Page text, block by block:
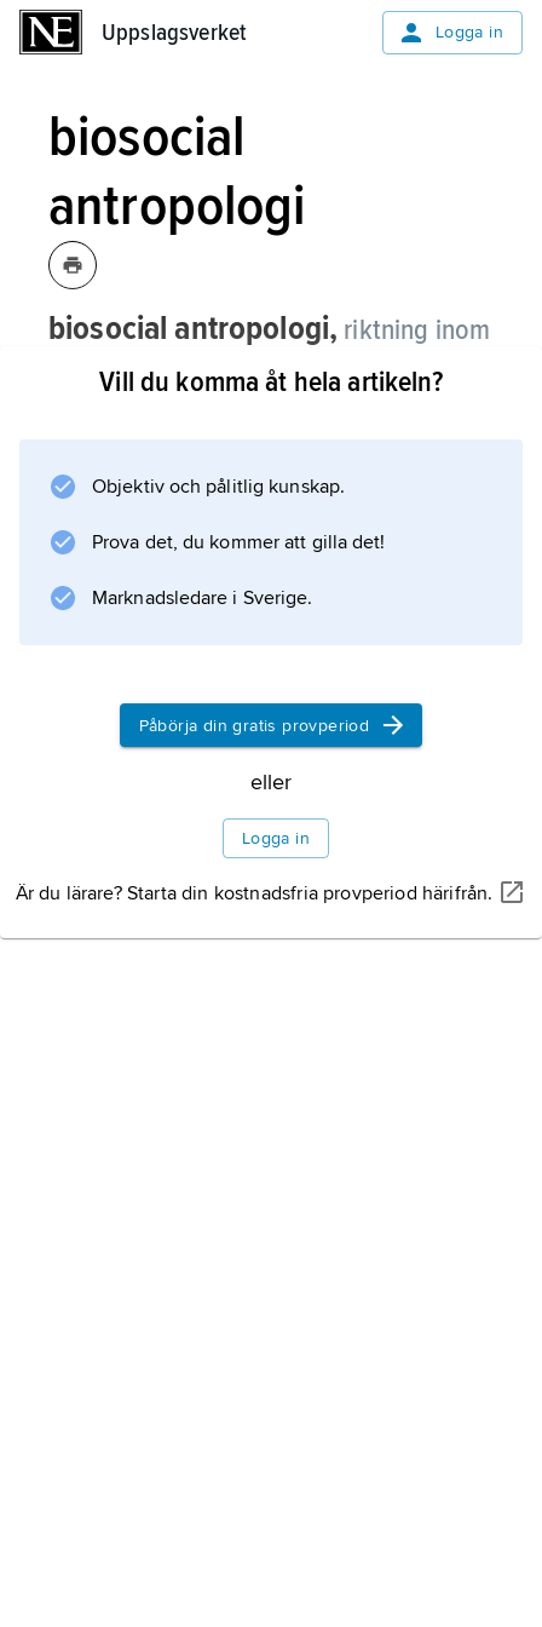
Uppslagsverket Logga in
biosocial
antropologi
biosocial antropologi, riktning inom
antropologin vilken söker förklara så
mycket som möjligt av mänskligt socialt
biologiska snarare än av sociala och
kulturella förhållanden.
Sålunda hävdas att mänsklig kultur bör
betraktas som ett artspecifikt beteende hos en
Litteraturanvisning
Information om artikeln
Vill du komma åt hela artikeln?
Objektiv och pålitlig kunskap.
Prova det, du kommer att gilla det!
Marknadsledare i Sverige.
Påbörja din gratis provperiod
eller
Logga in
Är du lärare? Starta din kostnadsfria provperiod härifrån.